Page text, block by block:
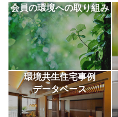
会員の環境への取り組み
環境共生住宅事例
データベース